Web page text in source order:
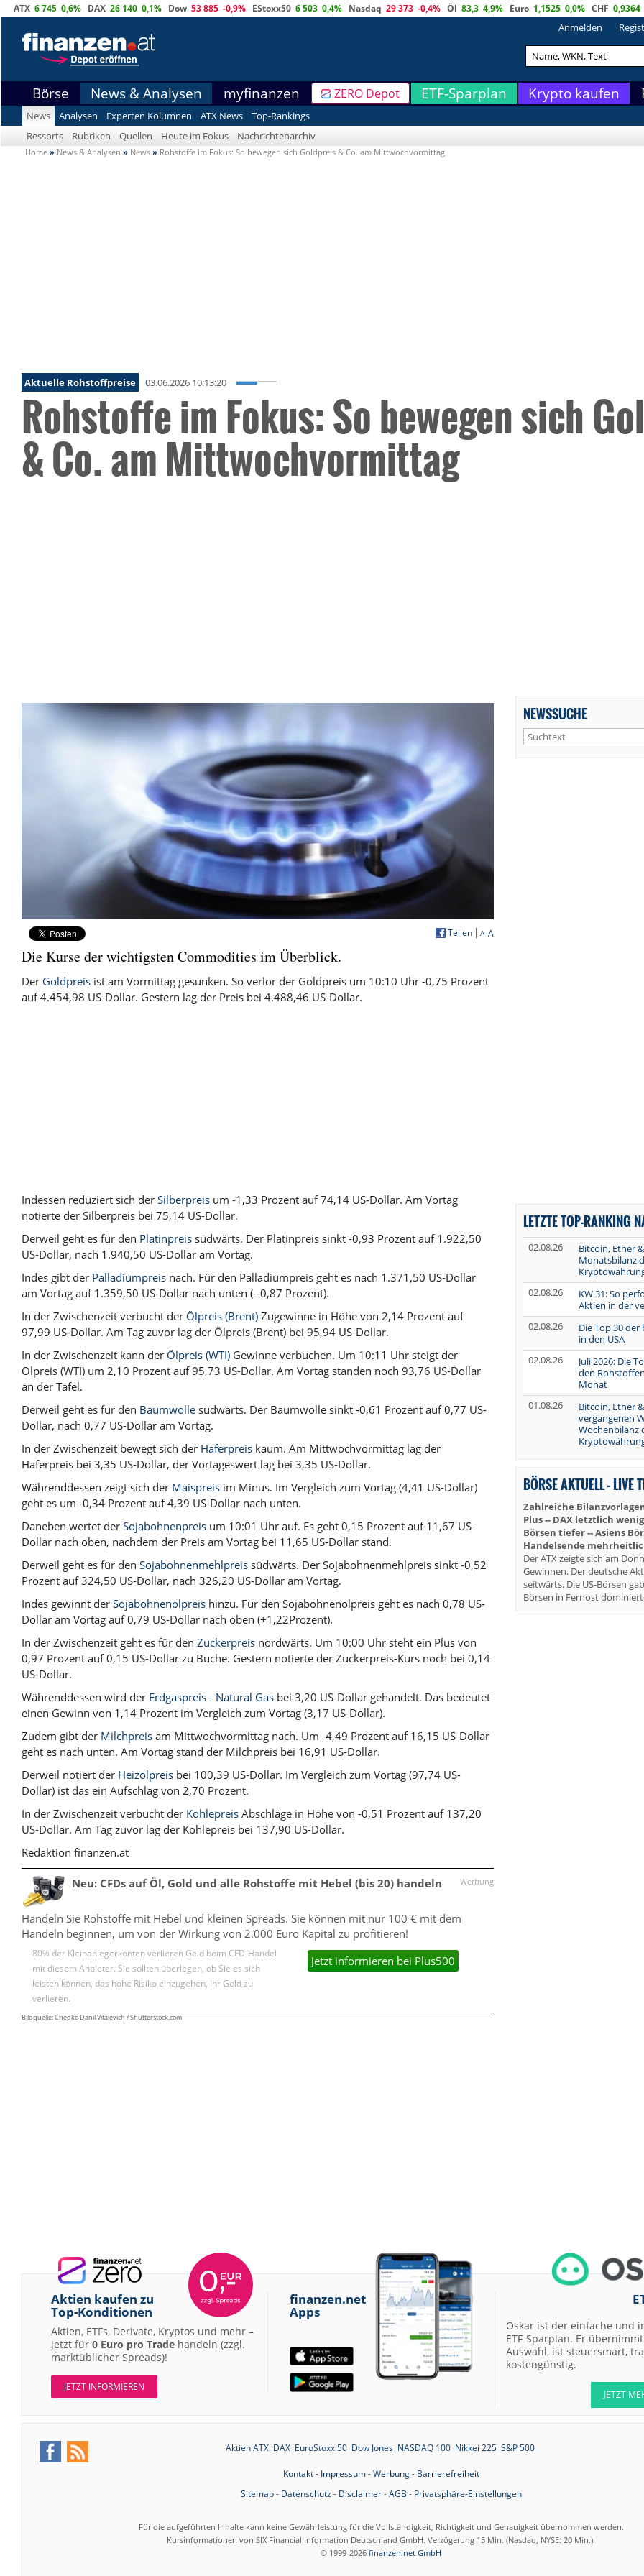
ATX 6 745 0,6% DAX 26 140 0,1% Dow 53 885 -0,9% EStoxx50 6 503 0,4% Nasdaq 29 373 -0,4% Öl 83,3 4,9% Euro 1,1525 0,0% CHF 0,9364
Anmelden
Börse News & Analysen myfinanzen ZERO Depot ETF-Sparplan Krypto kaufen
News Analysen Experten Kolumnen ATX News
Top-Rankings
Ressorts
Rubriken Quellen Heute im Fokus Nachrichtenarchiv
Home » News & Analysen » News » Rohstoffe im Fokus: So bewegen sich Goldpreis & Co. am Mittwochvormittag
Aktuelle Rohstoffpreise 03.06.2026 10:13:20
Rohstoffe im Fokus: So bewegen sich
& Co. am Mittwochvormittag
A
A
Teilen
Die Kurse der wichtigsten Commodities im Überblick.
Der Goldpreis ist am Vormittag gesunken. So verlor der Goldpreis um 10:10 Uhr -0,75 Prozent
auf 4.454,98 US-Dollar. Gestern lag der Preis bei 4.488,46 US-Dollar.
Indessen reduziert sich der Silberpreis um -1,33 Prozent auf 74,14 US-Dollar. Am Vortag
notierte der Silberpreis bei 75,14 US-Dollar.
Derweil geht es für den Platinpreis südwärts. Der Platinpreis sinkt -0,93 Prozent auf 1.922,50
US-Dollar, nach 1.940,50 US-Dollar am Vortag.
Indes gibt der Palladiumpreis nach. Für den Palladiumpreis geht es nach 1.371,50 US-Dollar
am Vortag auf 1.359,50 US-Dollar nach unten (--0,87 Prozent).
In der Zwischenzeit verbucht der Ölpreis (Brent) Zugewinne in Höhe von 2,14 Prozent auf
97,99 US-Dollar. Am Tag zuvor lag der Ölpreis (Brent) bei 95,94 US-Dollar.
In der Zwischenzeit kann der Ölpreis (WTI) Gewinne verbuchen. Um 10:11 Uhr steigt der
Ölpreis (WTI) um 2,10 Prozent auf 95,73 US-Dollar. Am Vortag standen noch 93,76 US-Dollar
an der Tafel.
Derweil geht es für den Baumwolle südwärts. Der Baumwolle sinkt -0,61 Prozent auf 0,77 US-
Dollar, nach 0,77 US-Dollar am Vortag.
In der Zwischenzeit bewegt sich der Haferpreis kaum. Am Mittwochvormittag lag der
Haferpreis bei 3,35 US-Dollar, der Vortageswert lag bei 3,35 US-Dollar.
Währenddessen zeigt sich der Maispreis im Minus. Im Vergleich zum Vortag (4,41 US-Dollar)
geht es um -0,34 Prozent auf 4,39 US-Dollar nach unten.
Daneben wertet der Sojabohnenpreis um 10:01 Uhr auf. Es geht 0,15 Prozent auf 11,67 US-
Dollar nach oben, nachdem der Preis am Vortag bei 11,65 US-Dollar stand.
Derweil geht es für den Sojabohnenmehlpreis südwärts. Der Sojabohnenmehlpreis sinkt -0,52
Prozent auf 324,50 US-Dollar, nach 326,20 US-Dollar am Vortag.
Indes gewinnt der Sojabohnenölpreis hinzu. Für den Sojabohnenölpreis geht es nach 0,78 US-
Dollar am Vortag auf 0,79 US-Dollar nach oben (+1,22Prozent).
In der Zwischenzeit geht es für den Zuckerpreis nordwärts. Um 10:00 Uhr steht ein Plus von
0,97 Prozent auf 0,15 US-Dollar zu Buche. Gestern notierte der Zuckerpreis-Kurs noch bei 0,14
US-Dollar.
Währenddessen wird der Erdgaspreis - Natural Gas bei 3,20 US-Dollar gehandelt. Das bedeutet
einen Gewinn von 1,14 Prozent im Vergleich zum Vortag (3,17 US-Dollar).
Zudem gibt der Milchpreis am Mittwochvormittag nach. Um -4,49 Prozent auf 16,15 US-Dollar
geht es nach unten. Am Vortag stand der Milchpreis bei 16,91 US-Dollar.
Derweil notiert der Heizölpreis bei 100,39 US-Dollar. Im Vergleich zum Vortag (97,74 US-
Dollar) ist das ein Aufschlag von 2,70 Prozent.
In der Zwischenzeit verbucht der Kohlepreis Abschläge in Höhe von -0,51 Prozent auf 137,20
US-Dollar. Am Tag zuvor lag der Kohlepreis bei 137,90 US-Dollar.
Redaktion finanzen.at
Neu: CFDs auf Öl, Gold und alle Rohstoffe mit Hebel (bis 20) handeln Werbung
Handeln Sie Rohstoffe mit Hebel und kleinen Spreads. Sie können mit nur 100 € mit dem
Handeln beginnen, um von der Wirkung von 2.000 Euro Kapital zu profitieren!
Jetzt informieren bei Plus500
80% der Kleinanlegerkonten verlieren Geld beim CFD-Handel
mit diesem Anbieter. Sie sollten überlegen, ob Sie es sich
leisten können, das hohe Risiko einzugehen, Ihr Geld zu
verlieren.
Bildquelle: Chepko Danil Vitalevich / Shutterstock.com
NEWSSUCHE
LETZTE TOP-RANKING
02.08.26
Bitcoin, Ether
Monatsbilanz
02.08.26
KW 31: So
Aktien in der
02.08.26
Die Top 30 der
in den USA
02.08.26
Juli 2026: Die
den
Monat
01.08.26
Bitcoin, Ether
vergangenen
Wochenbilanz
BÖRSE AKTUELL - LIVE
Zahlreiche
Plus -- DAX letztlich
Börsen tiefer -- Asiens
Handelsende
Der ATX zeigte sich am
Gewinnen. Der deutsche
seitwärts. Die US-Börsen
Börsen in Fernost
Aktien kaufen zu
Top-Konditionen
Aktien, ETFs, Derivate, Kryptos und mehr –
jetzt für 0 Euro pro Trade handeln (zzgl.
marktüblicher Spreads)!
JETZT INFORMIEREN
finanzen.net
Apps
Oskar ist der einfache und
ETF-Sparplan. Er
Auswahl, ist steuersmart,
kostengünstig.
JETZT
Aktien ATX DAX EuroStoxx 50 Dow Jones NASDAQ 100 Nikkei 225 S&P 500
Kontakt- Impressum-Werbung- Barrierefreiheit
Sitemap- Datenschutz- Disclaimer-AGB - Privatsphäre-Einstellungen
Für die aufgeführten Inhalte kann keine Gewährleistung für die Vollständigkeit, Richtigkeit und Genauigkeit übernommen werden.
Kursinformationen von SIX Financial Information Deutschland GmbH. Verzögerung 15 Min. (Nasdaq, NYSE: 20 Min.).
© 1999-2026 finanzen.net GmbH